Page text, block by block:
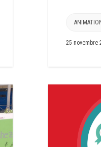
25 novembre